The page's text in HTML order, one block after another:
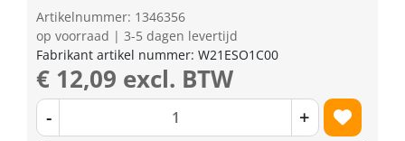
Artikelnummer: 1346356
op voorraad | 3-5 dagen levertijd
Fabrikant artikel nummer: W21ESO1C00
€ 12,09 excl. BTW
- +